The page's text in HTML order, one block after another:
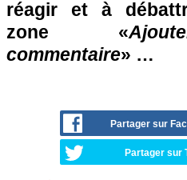
réagir et à
zone «
commentaire» …
Partager sur
Partager sur